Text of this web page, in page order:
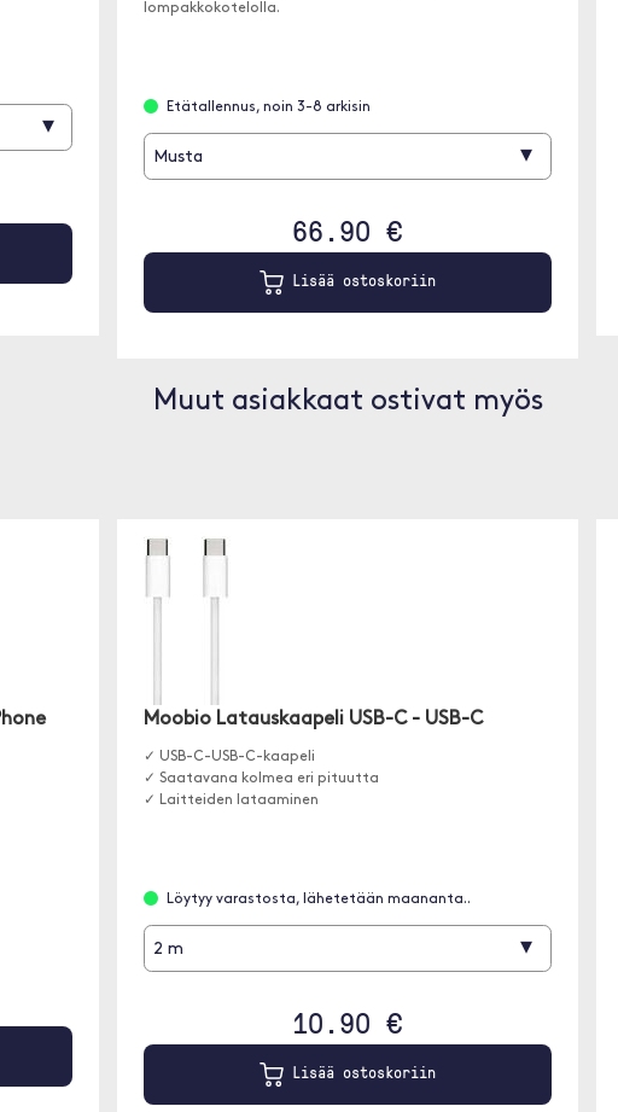
▾
lompakkokotelolla.
Etätallennus, noin 3-8 arkisin
Musta ▾
66.90 €
Lisää ostoskoriin
Muut asiakkaat ostivat myös
Moobio Latauskaapeli USB-C - USB-C
✓ USB-C-USB-C-kaapeli
✓ Saatavana kolmea eri pituutta
✓ Laitteiden lataaminen
Löytyy varastosta, lähetetään maananta..
2 m ▾
10.90 €
Lisää ostoskoriin